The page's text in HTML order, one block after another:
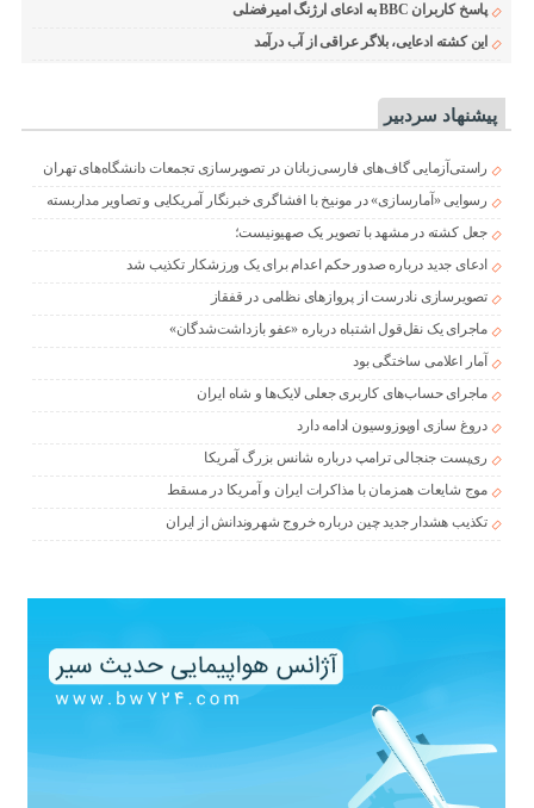
پاسخ کاربران BBC به ادعای ارژنگ امیرفضلی
این کشته ادعایی، بلاگر عراقی از آب درآمد
پیشنهاد سردبیر
راستی‌آزمایی گاف‌های فارسی‌زبانان در تصویرسازی تجمعات دانشگاه‌های تهران
رسوایی «آمارسازی» در مونیخ با افشاگری خبرنگار آمریکایی و تصاویر مداربسته
جعل کشته در مشهد با تصویر یک صهیونیست؛
ادعای جدید درباره صدور حکم اعدام برای یک ورزشکار تکذیب شد
تصویرسازی نادرست از پروازهای نظامی در قفقاز
ماجرای یک نقل‌قول اشتباه درباره «عفو بازداشت‌شدگان»
آمار اعلامی ساختگی بود
ماجرای حساب‌های کاربری جعلی لایک‌ها و شاه ایران
دروغ سازی اوپوزوسیون ادامه دارد
ری‌پست جنجالی ترامپ درباره شانس بزرگ آمریکا
موج شایعات همزمان با مذاکرات ایران و آمریکا در مسقط
تکذیب هشدار جدید چین درباره خروج شهروندانش از ایران